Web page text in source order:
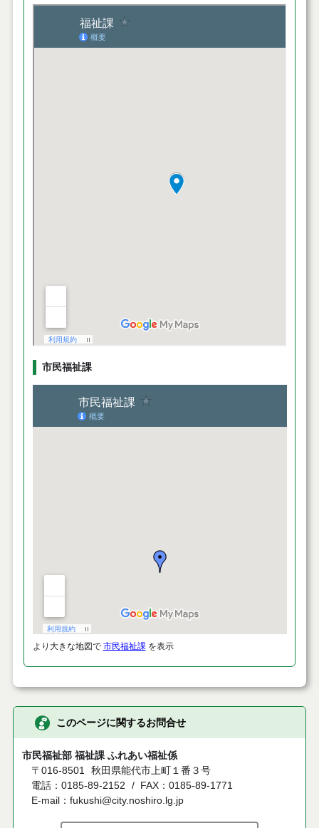
市民福祉課
より大きな地図で 市民福祉課を表示
このページに関するお問合せ
市民福祉部 福祉課 ふれあい福祉係
〒016-8501 秋田県能代市上町１番３号
電話：0185-89-2152
FAX：0185-89-1771
E-mail：fukushi@city.noshiro.lg.jp